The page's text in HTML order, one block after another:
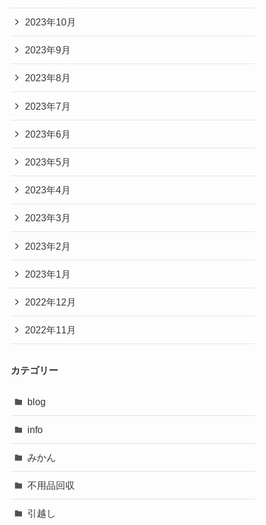
2023年10月
2023年9月
2023年8月
2023年7月
2023年6月
2023年5月
2023年4月
2023年3月
2023年2月
2023年1月
2022年12月
2022年11月
カテゴリー
blog
info
みかん
不用品回収
引越し